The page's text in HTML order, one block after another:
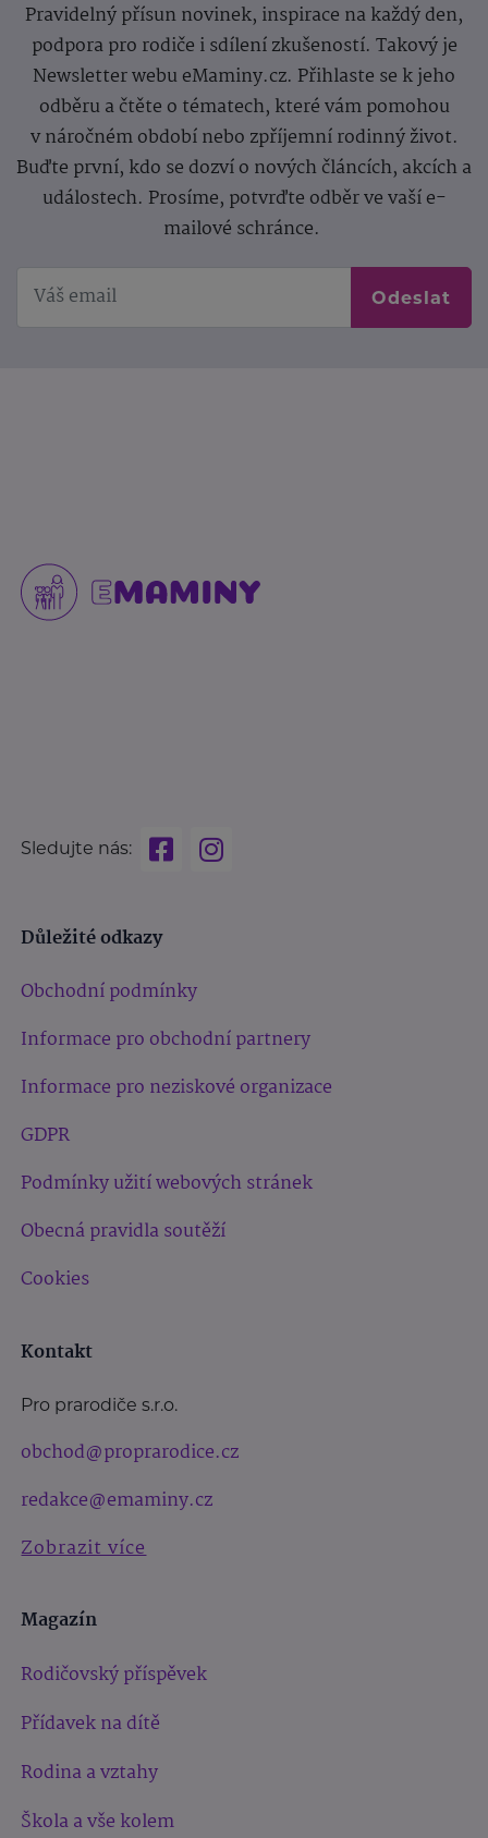
Pravidelný přísun novinek, inspirace na každý den,
podpora pro rodiče i sdílení zkušeností. Takový je
Newsletter webu eMaminy.cz. Přihlaste se k jeho
odběru a čtěte o tématech, které vám pomohou
v náročném období nebo zpříjemní rodinný život.
Buďte první, kdo se dozví o nových článcích, akcích a
událostech. Prosíme, potvrďte odběr ve vaší e-
mailové schránce.
Odeslat
Sledujte nás:
Důležité odkazy
Obchodní podmínky
Informace pro obchodní partnery
Informace pro neziskové organizace
GDPR
Podmínky užití webových stránek
Obecná pravidla soutěží
Cookies
Kontakt
Pro prarodiče s.r.o.
obchod@proprarodice.cz
redakce@emaminy.cz
Zobrazit více
Magazín
Rodičovský příspěvek
Přídavek na dítě
Rodina a vztahy
Škola a vše kolem